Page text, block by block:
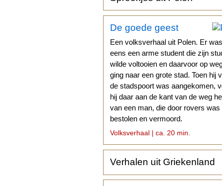
De goede geest
Een volksverhaal uit Polen. Er was
eens een arme student die zijn
wilde voltooien en daarvoor op
ging naar een grote stad. Toen hij
de stadspoort was aangekomen,
hij daar aan de kant van de weg
van een man, die door rovers was
bestolen en vermoord.
Volksverhaal | ca. 20 min.
Verhalen uit Griekenland